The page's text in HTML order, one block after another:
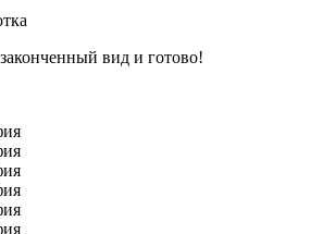
вид и готово!